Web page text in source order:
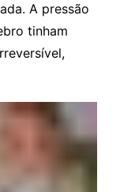
A pressão
tinham